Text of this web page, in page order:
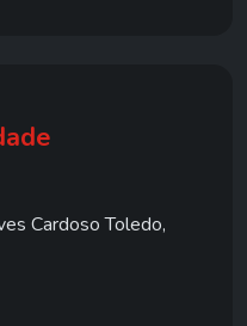
Cardoso Toledo,